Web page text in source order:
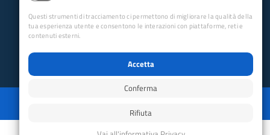
Powered by GRUPPO YEC
Questi strumenti di tracciamento ci permettono di migliorare la qualità della
tua esperienza utente e consentono le interazioni con piattaforme, reti e
contenuti esterni.
Accetta
Conferma
Rifiuta